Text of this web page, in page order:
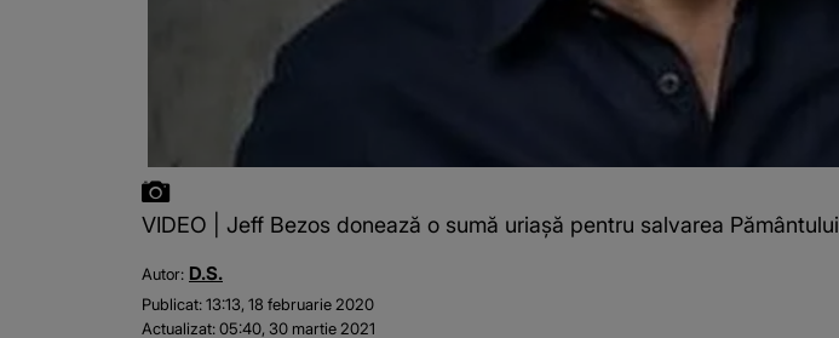
VIDEO | Jeff Bezos donează o sumă uriașă pentru salvarea Pământului
Autor: D.S.
Publicat:13:13, 18 februarie 2020
Actualizat:05:40, 30 martie 2021